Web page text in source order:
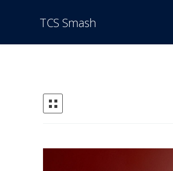
TCS Smash